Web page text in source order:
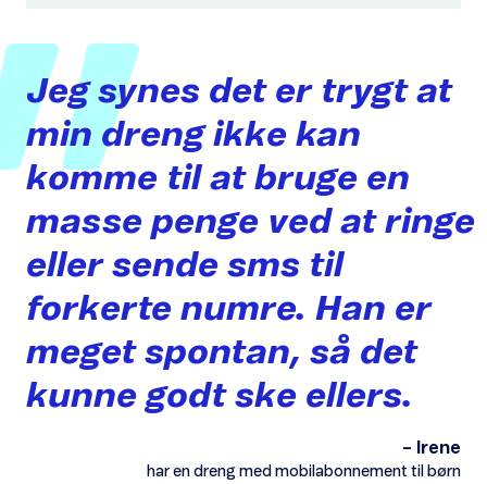
Jeg synes det er trygt at
min dreng ikke kan
komme til at bruge en
masse penge ved at ringe
eller sende sms til
forkerte numre. Han er
meget spontan, så det
kunne godt ske ellers.
– Irene
har en dreng med mobilabonnement til børn